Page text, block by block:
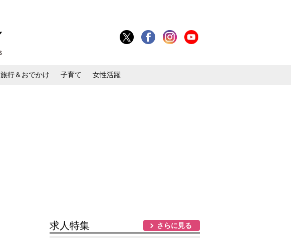
旅行＆おでかけ 子育て 女性活躍
求人特集 さらに見る